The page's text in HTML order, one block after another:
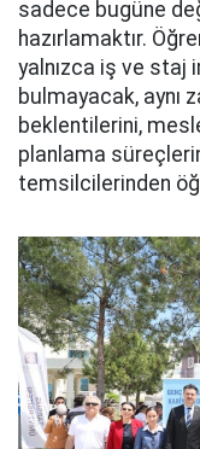
sadece bugüne
hazırlamaktır.
yalnızca iş ve staj
bulmayacak, aynı
beklentilerini,
planlama
temsilcilerinden